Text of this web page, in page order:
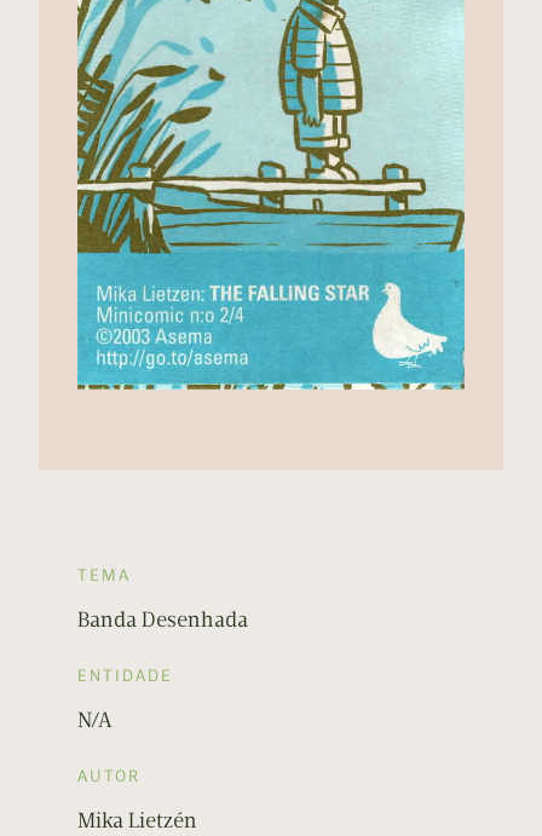
TEMA
Banda Desenhada
ENTIDADE
N/A
AUTOR
Mika Lietzén